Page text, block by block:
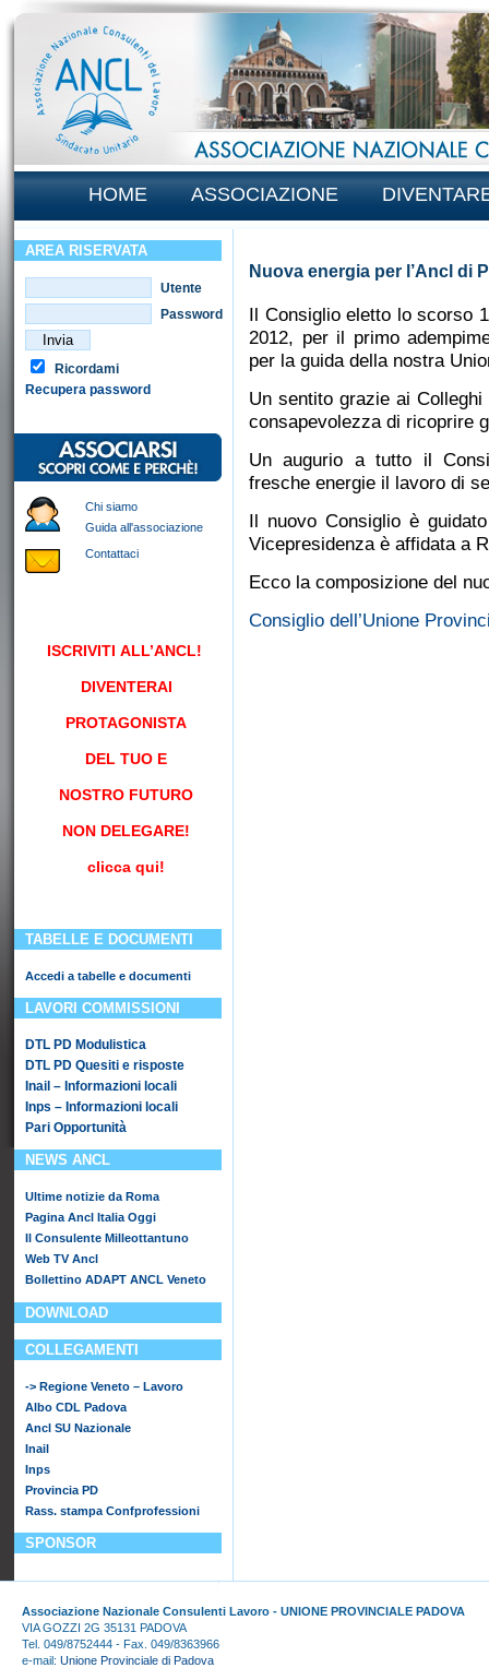
HOME ASSOCIAZIONE
AREA RISERVATA
Utente
Password
Ricordami
Recupera password
Chi siamo
Guida all'associazione
Contattaci
ISCRIVITI ALL’ANCL!
DIVENTERAI
PROTAGONISTA
DEL TUO E
NOSTRO FUTURO
NON DELEGARE!
clicca qui!
TABELLE E DOCUMENTI
Accedi a tabelle e documenti
LAVORI COMMISSIONI
DTL PD Modulistica
DTL PD Quesiti e risposte
Inail – Informazioni locali
Inps – Informazioni locali
Pari Opportunità
NEWS ANCL
Ultime notizie da Roma
Pagina Ancl Italia Oggi
Il Consulente Milleottantuno
Web TV Ancl
Bollettino ADAPT ANCL Veneto
DOWNLOAD
COLLEGAMENTI
-> Regione Veneto – Lavoro
Albo CDL Padova
Ancl SU Nazionale
Inail
Inps
Provincia PD
Rass. stampa Confprofessioni
SPONSOR
Nuova energia per l’Ancl di
Il Consiglio eletto lo scorso
2012, per il primo
per la guida della nostra
Un sentito grazie ai
consapevolezza di ricoprire
Un augurio a tutto il
fresche energie il lavoro di
Il nuovo Consiglio è
Vicepresidenza è affidata a
Ecco la composizione del
Consiglio dell’Unione
Associazione Nazionale Consulenti Lavoro - UNIONE PROVINCIALE PADOVA
VIA GOZZI 2G 35131 PADOVA
Tel. 049/8752444 - Fax. 049/8363966
e-mail: Unione Provinciale di Padova